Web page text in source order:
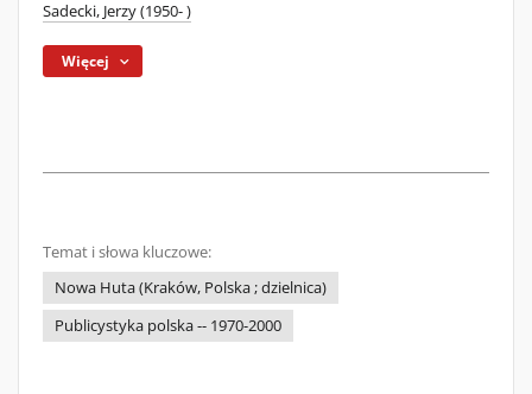
Sadecki, Jerzy (1950- )
Więcej
Temat i słowa kluczowe:
Nowa Huta (Kraków, Polska ; dzielnica)
Publicystyka polska -- 1970-2000